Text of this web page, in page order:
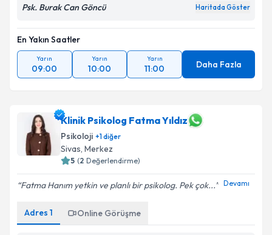
Psk. Burak Can Göncü Haritada Göster
En Yakın Saatler
Yarın
09:00
Yarın
10:00
Yarın
11:00 Daha Fazla
Klinik Psikolog Fatma Yıldız
Psikoloji +1diğer
Sivas, Merkez
5 (2 Değerlendirme)
Fatma Hanım yetkin ve planlı bir psikolog. Pek çok... Devamı
Adres 1 Online Görüşme